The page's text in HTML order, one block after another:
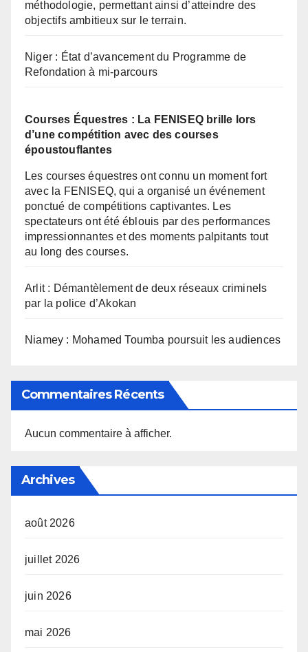
méthodologie, permettant ainsi d’atteindre des
objectifs ambitieux sur le terrain.
Niger : État d’avancement du Programme de
Refondation à mi-parcours
Courses Équestres : La FENISEQ brille lors
d’une compétition avec des courses
époustouflantes
Les courses équestres ont connu un moment fort
avec la FENISEQ, qui a organisé un événement
ponctué de compétitions captivantes. Les
spectateurs ont été éblouis par des performances
impressionnantes et des moments palpitants tout
au long des courses.
Arlit : Démantèlement de deux réseaux criminels
par la police d’Akokan
Niamey : Mohamed Toumba poursuit les audiences
Commentaires Récents
Aucun commentaire à afficher.
Archives
août 2026
juillet 2026
juin 2026
mai 2026